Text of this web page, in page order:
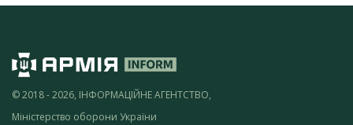
© 2018 - 2026, ІНФОРМАЦІЙНЕ АГЕНТСТВО,
Міністерство оборони України